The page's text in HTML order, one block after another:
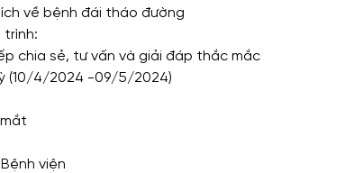
về bệnh đái tháo đường
trình:
chia sẻ, tư vấn và giải đáp thắc mắc
(10/4/2024 -09/5/2024)
viện